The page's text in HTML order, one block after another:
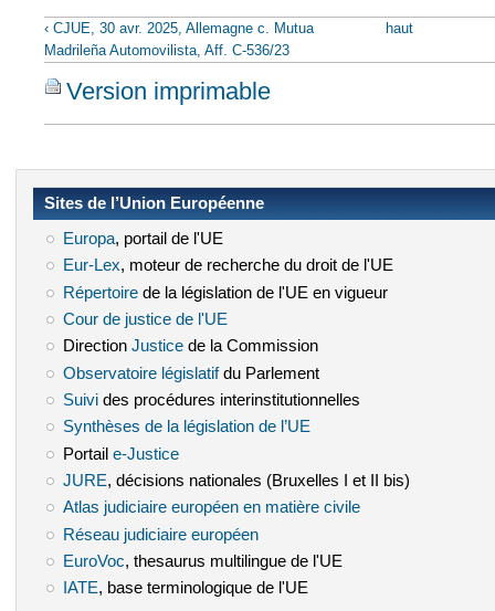
‹ CJUE, 30 avr. 2025, Allemagne c. Mutua
Madrileña Automovilista, Aff. C-536/23
haut
Version imprimable
Sites de l’Union Européenne
Europa(le lien est externe)
, portail de l'UE
Eur-Lex(le lien est externe)
, moteur de recherche du droit de l'UE
Répertoire(le lien est externe)
de la législation de l'UE en vigueur
Cour de justice de l'UE
Direction Justice(le lien est externe)
de la Commission
Observatoire législatif(le lien est externe)
du Parlement
Suivi(le lien est externe)
des procédures interinstitutionnelles
Synthèses de la législation de l’UE
Portail e-Justice(le lien est externe)
JURE(le lien est externe)
, décisions nationales (Bruxelles I et II bis)
Atlas judiciaire européen en matière civile(le lien est externe)
Réseau judiciaire européen(le lien est externe)
EuroVoc(le lien est externe)
, thesaurus multilingue de l'UE
IATE(le lien est externe)
, base terminologique de l'UE